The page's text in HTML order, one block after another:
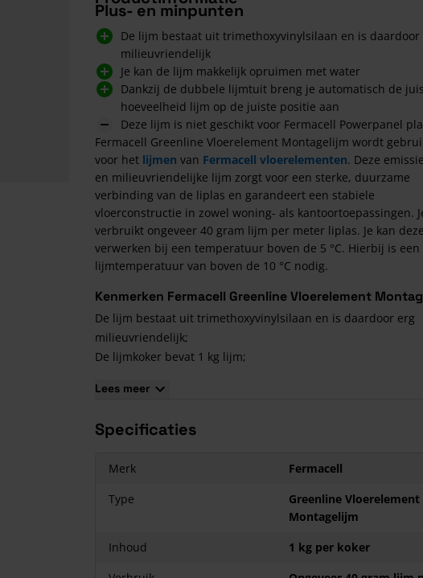
Plus- en minpunten
De lijm bestaat uit trimethoxyvinylsilaan en is daardoor
milieuvriendelijk
Je kan de lijm makkelijk opruimen met water
Dankzij de dubbele lijmtuit breng je automatisch de
hoeveelheid lijm op de juiste positie aan
Deze lijm is niet geschikt voor Fermacell Powerpanel
Fermacell Greenline Vloerelement Montagelijm wordt
voor het lijmen van Fermacell vloerelementen. Deze
en milieuvriendelijke lijm zorgt voor een sterke, duurzame
verbinding van de liplas en garandeert een stabiele
vloerconstructie in zowel woning- als kantoortoepassingen.
verbruikt ongeveer 40 gram lijm per meter liplas. Je kan
verwerken bij een temperatuur boven de 5 °C. Hierbij is een
lijmtemperatuur van boven de 10 °C nodig.
Kenmerken Fermacell Greenline Vloerelement
De lijm bestaat uit trimethoxyvinylsilaan en is daardoor erg
milieuvriendelijk;
De lijmkoker bevat 1 kg lijm;
Minimale lijmtemperatuur van 10 °C;
Lees meer
Specificaties
Merk
Fermacell
Type
Greenline Vloerelement
Montagelijm
Inhoud
1 kg per koker